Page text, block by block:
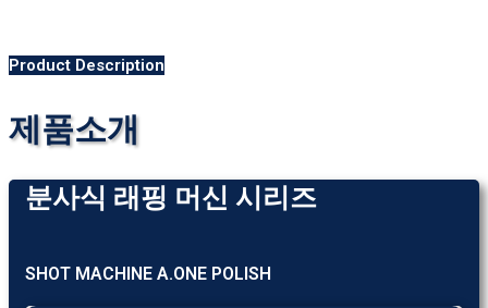
Product Description
제품소개
분사식 래핑 머신 시리즈
SHOT MACHINE A.ONE POLISH